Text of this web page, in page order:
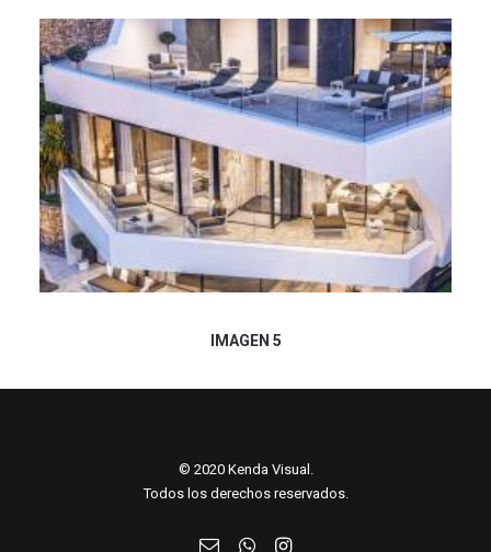
IMAGEN 5
© 2020 Kenda Visual.
Todos los derechos reservados.